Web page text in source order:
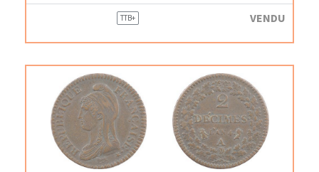
TTB+ VENDU